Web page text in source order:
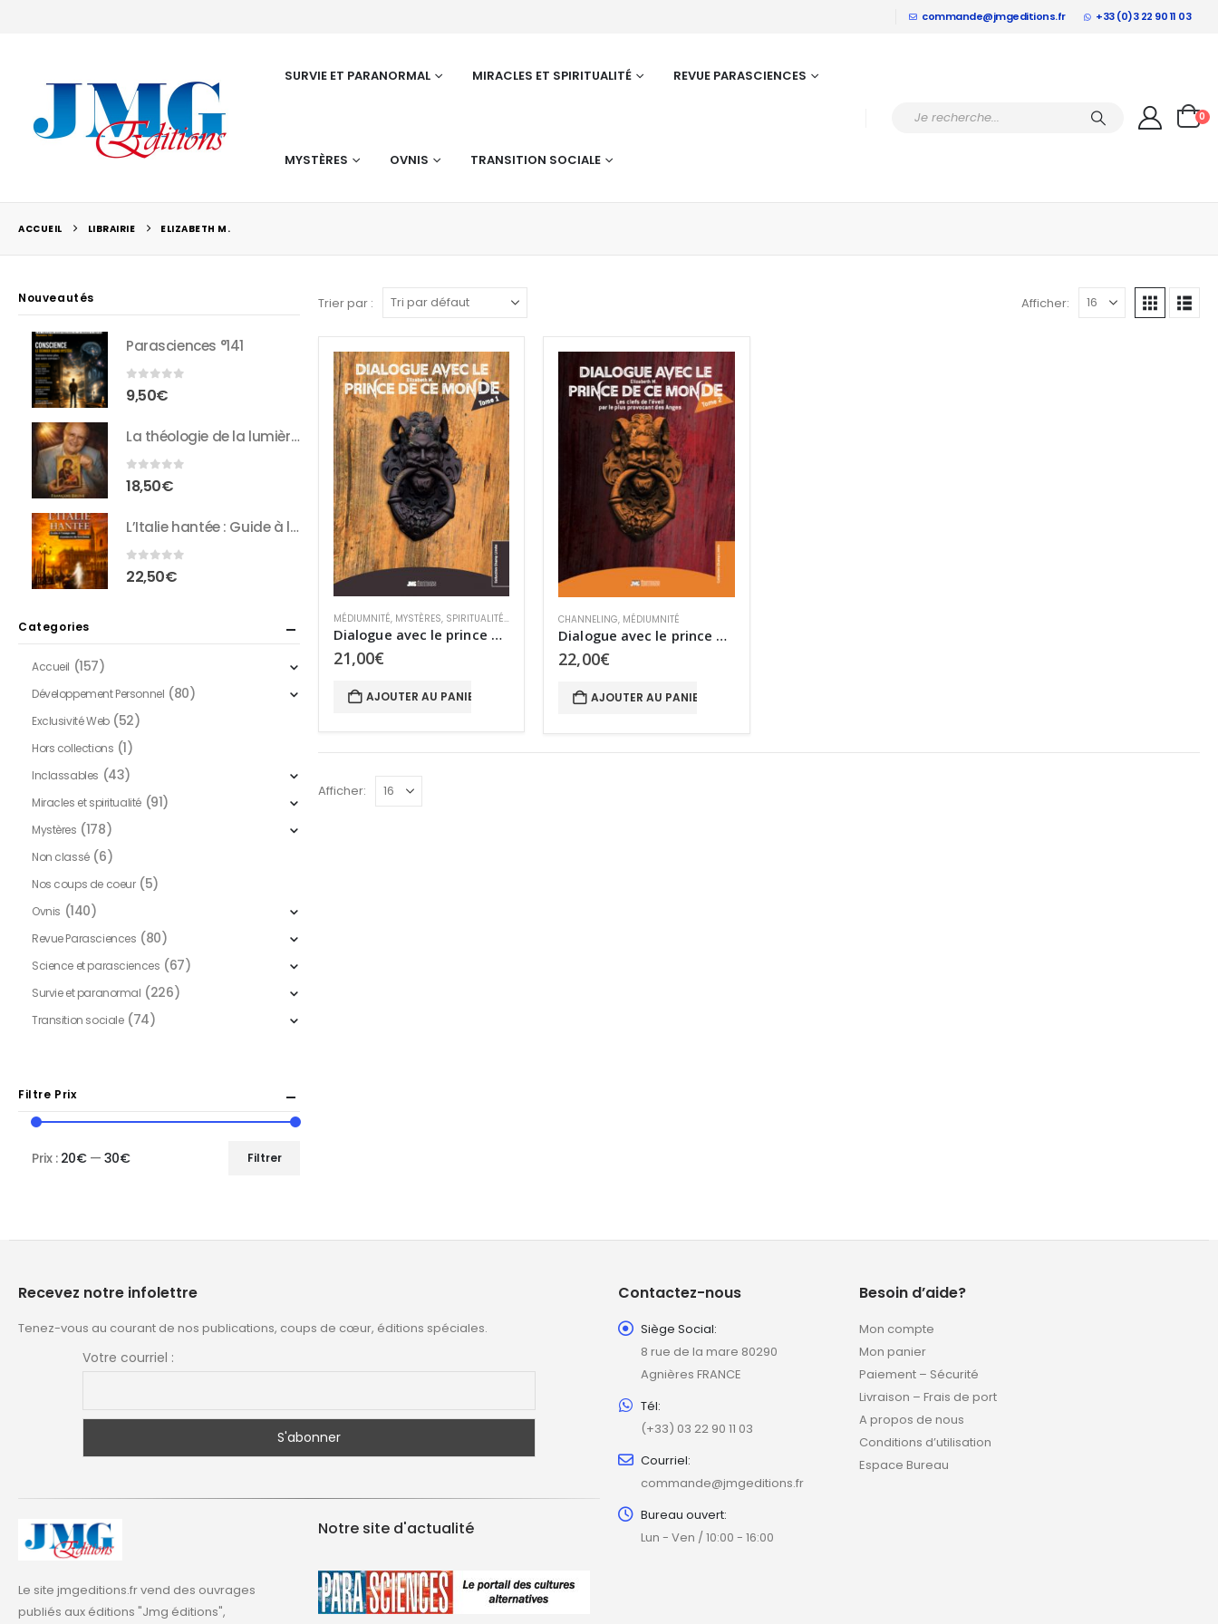
commande@jmgeditions.fr +33 (0)3 22 90 11 03
SURVIE ET PARANORMAL MIRACLES ET SPIRITUALITÉ REVUE PARASCIENCES
MYSTÈRES OVNIS TRANSITION SOCIALE
0
ACCUEIL LIBRAIRIE ELIZABETH M.
Trier par : Afficher:
MÉDIUMNITÉ, MYSTÈRES, SPIRITUALITÉ, SURVIE ET PARANORMAL
Dialogue avec le prince de ce monde
21,00€
AJOUTER AU PANIER
CHANNELING, MÉDIUMNITÉ
Dialogue avec le prince de ce monde – Tome II
22,00€
AJOUTER AU PANIER
Afficher:
Nouveautés
Parasciences °141
0 sur 5
9,50€
La théologie de la lumière : Entretiens inédits avec François Brune
0sur 5
18,50€
L’Italie hantée : Guide à l’usage des chasseurs de fantômes
0 sur 5
22,50€
Categories
Accueil (157)
Développement Personnel (80)
Exclusivité Web (52)
Hors collections (1)
Inclassables (43)
Miracles et spiritualité (91)
Mystères (178)
Non classé (6)
Nos coups de coeur (5)
Ovnis (140)
Revue Parasciences (80)
Science et parasciences (67)
Survie et paranormal (226)
Transition sociale (74)
Filtre Prix
Filtrer
Prix : 20€— 30€
Recevez notre infolettre
Tenez-vous au courant de nos publications, coups de cœur, éditions spéciales.
Votre courriel :
Le site jmgeditions.fr vend des ouvrages
publiés aux éditions "Jmg éditions",
Notre site d'actualité
Contactez-nous
Siège Social:
8 rue de la mare 80290
Agnières FRANCE
Tél:
(+33) 03 22 90 11 03
Courriel:
commande@jmgeditions.fr
Bureau ouvert:
Lun - Ven / 10:00 - 16:00
Besoin d’aide?
Mon compte
Mon panier
Paiement – Sécurité
Livraison – Frais de port
A propos de nous
Conditions d’utilisation
Espace Bureau